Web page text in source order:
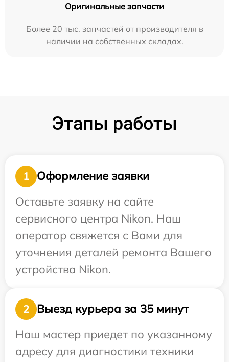
Оригинальные запчасти
Более 20 тыс. запчастей от производителя в
наличии на собственных складах.
Этапы работы
1
Оформление заявки
Оставьте заявку на сайте
сервисного центра Nikon. Наш
оператор свяжется с Вами для
уточнения деталей ремонта Вашего
устройства Nikon.
2
Выезд курьера за 35 минут
Наш мастер приедет по указанному
адресу для диагностики техники